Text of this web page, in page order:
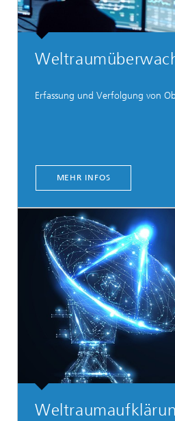
Erfassung und Verfolgung von
MEHR INFOS